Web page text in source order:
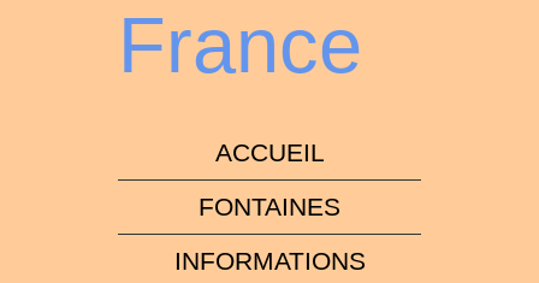
France
ACCUEIL
FONTAINES
INFORMATIONS